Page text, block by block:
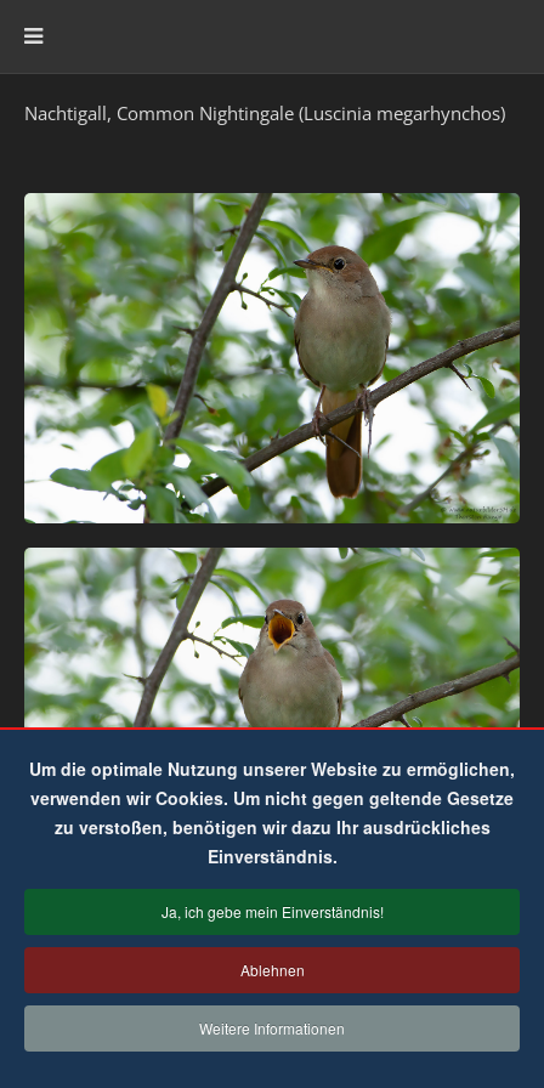
Nachtigall, Common Nightingale (Luscinia megarhynchos)
Um die optimale Nutzung unserer Website zu ermöglichen,
verwenden wir Cookies. Um nicht gegen geltende Gesetze
zu verstoßen, benötigen wir dazu Ihr ausdrückliches
Einverständnis.
Ja, ich gebe mein Einverständnis!
Ablehnen
Weitere Informationen